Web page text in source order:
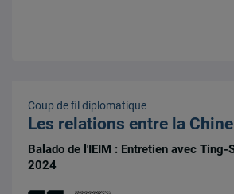
Coup de fil diplomatique
Les relations entre la
Balado de l'IEIM : Entretien avec Ting-
2024